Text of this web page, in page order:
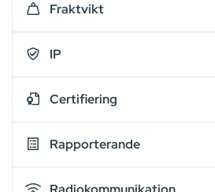
Fraktvikt
IP
Certifiering
Rapporterande